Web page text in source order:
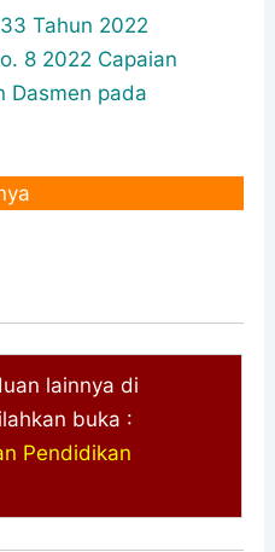
Tahun 2022
8 2022 Capaian
Dasmen pada
lainnya di
buka :
Pendidikan